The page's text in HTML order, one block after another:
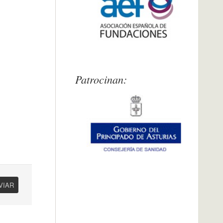
Patrocinan:
Presentación